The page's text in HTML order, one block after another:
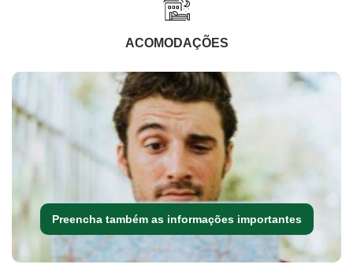
ACOMODAÇÕES
Preencha também as informações importantes